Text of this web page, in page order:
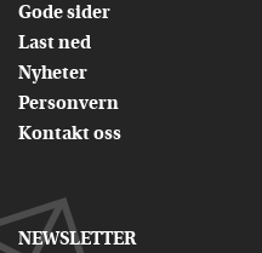
Gode sider
Last ned
Nyheter
Personvern
Kontakt oss
NEWSLETTER